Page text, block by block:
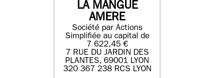
LA MANGUE
AMERE
Société par Actions
Simplifiée au capital de
7 622,45 €
7 RUE DU JARDIN DES
PLANTES, 69001 LYON
320 367 238 RCS LYON